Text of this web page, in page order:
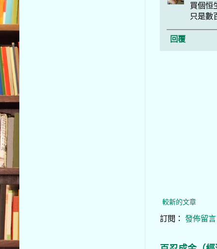
買個恒
只是數
回覆
較新的文章
訂閱： 發佈留